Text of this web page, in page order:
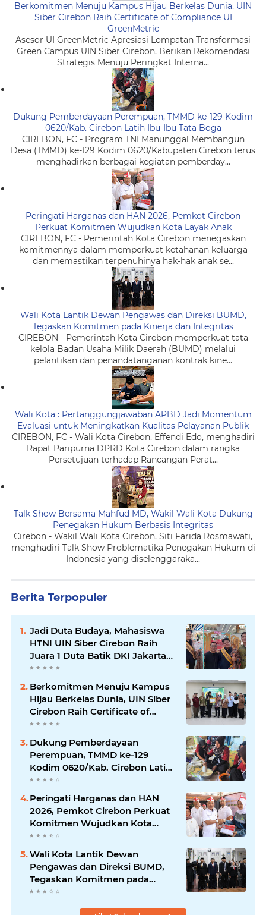
Berkomitmen Menuju Kampus Hijau Berkelas Dunia, UIN
Siber Cirebon Raih Certificate of Compliance UI
GreenMetric
Asesor UI GreenMetric Apresiasi Lompatan Transformasi
Green Campus UIN Siber Cirebon, Berikan Rekomendasi
Strategis Menuju Peringkat Interna...
Dukung Pemberdayaan Perempuan, TMMD ke-129 Kodim
0620/Kab. Cirebon Latih Ibu-Ibu Tata Boga
CIREBON, FC - Program TNI Manunggal Membangun
Desa (TMMD) ke-129 Kodim 0620/Kabupaten Cirebon terus
menghadirkan berbagai kegiatan pemberday...
Peringati Harganas dan HAN 2026, Pemkot Cirebon
Perkuat Komitmen Wujudkan Kota Layak Anak
CIREBON, FC - Pemerintah Kota Cirebon menegaskan
komitmennya dalam memperkuat ketahanan keluarga
dan memastikan terpenuhinya hak-hak anak se...
Wali Kota Lantik Dewan Pengawas dan Direksi BUMD,
Tegaskan Komitmen pada Kinerja dan Integritas
CIREBON - Pemerintah Kota Cirebon memperkuat tata
kelola Badan Usaha Milik Daerah (BUMD) melalui
pelantikan dan penandatanganan kontrak kine...
Wali Kota : Pertanggungjawaban APBD Jadi Momentum
Evaluasi untuk Meningkatkan Kualitas Pelayanan Publik
CIREBON, FC - Wali Kota Cirebon, Effendi Edo, menghadiri
Rapat Paripurna DPRD Kota Cirebon dalam rangka
Persetujuan terhadap Rancangan Perat...
Talk Show Bersama Mahfud MD, Wakil Wali Kota Dukung
Penegakan Hukum Berbasis Integritas
Cirebon - Wakil Wali Kota Cirebon, Siti Farida Rosmawati,
menghadiri Talk Show Problematika Penegakan Hukum di
Indonesia yang diselenggaraka...
Berita Terpopuler
Jadi Duta Budaya, Mahasiswa
HTNI UIN Siber Cirebon Raih
Juara 1 Duta Batik DKI Jakarta
2026
Berkomitmen Menuju Kampus
Hijau Berkelas Dunia, UIN Siber
Cirebon Raih Certificate of
Compliance UI GreenMetric
Dukung Pemberdayaan
Perempuan, TMMD ke-129
Kodim 0620/Kab. Cirebon Latih
Ibu-Ibu Tata Boga
Peringati Harganas dan HAN
2026, Pemkot Cirebon Perkuat
Komitmen Wujudkan Kota
Layak Anak
Wali Kota Lantik Dewan
Pengawas dan Direksi BUMD,
Tegaskan Komitmen pada
Kinerja dan Integritas